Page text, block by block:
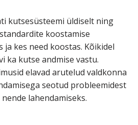
kutsesüsteemi üldiselt ning
koostamise
kes need koostas. Kõikidel
ka kutse andmise vastu.
id elavad arutelud valdkonna
seotud probleemidest
lahendamiseks.